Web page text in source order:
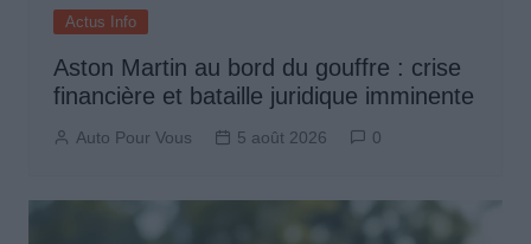
Actus Info
Aston Martin au bord du gouffre : crise
financière et bataille juridique imminente
Auto Pour Vous 5 août 2026 0